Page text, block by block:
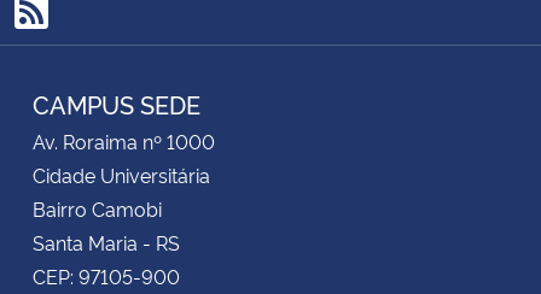
RSS
CAMPUS SEDE
Av. Roraima nº 1000
Cidade Universitária
Bairro Camobi
Santa Maria - RS
CEP: 97105-900